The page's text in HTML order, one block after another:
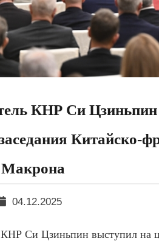
КНР Си
Китайско-
Макрона
04.12.2025
КНР Си Цзиньпин выступил на